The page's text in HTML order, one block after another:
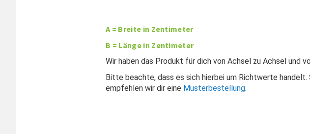
A = Breite in Zentimeter
B = Länge in Zentimeter
Wir haben das Produkt für dich von Achsel zu Achsel und
Bitte beachte, dass es sich hierbei um Richtwerte
empfehlen wir dir eine Musterbestellung.